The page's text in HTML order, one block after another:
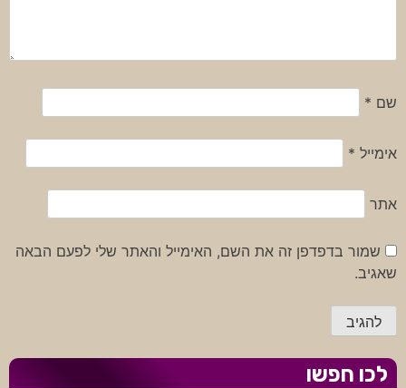
שם *
אימייל *
אתר
שמור בדפדפן זה את השם, האימייל והאתר שלי לפעם הבאה
שאגיב.
לכו חפשו